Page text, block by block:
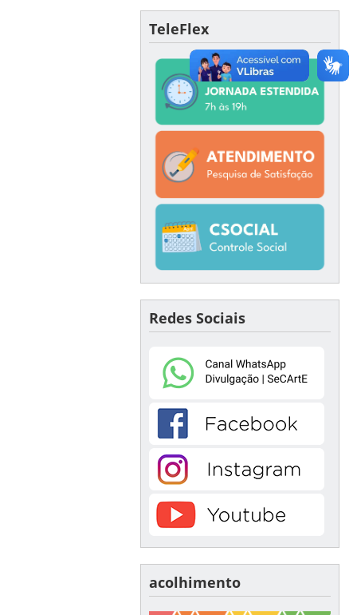
TeleFlex
Redes Sociais
acolhimento